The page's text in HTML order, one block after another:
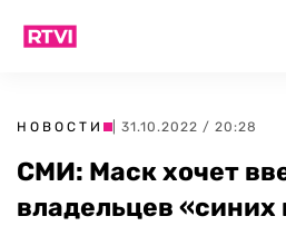
НОВОСТИ | 31.10.2022 / 20:28
СМИ: Маск хочет
владельцев «синих